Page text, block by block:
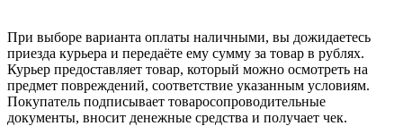
При выборе варианта оплаты наличными, вы дожидаетесь
приезда курьера и передаёте ему сумму за товар в рублях.
Курьер предоставляет товар, который можно осмотреть на
предмет повреждений, соответствие указанным условиям.
Покупатель подписывает товаросопроводительные
документы, вносит денежные средства и получает чек.